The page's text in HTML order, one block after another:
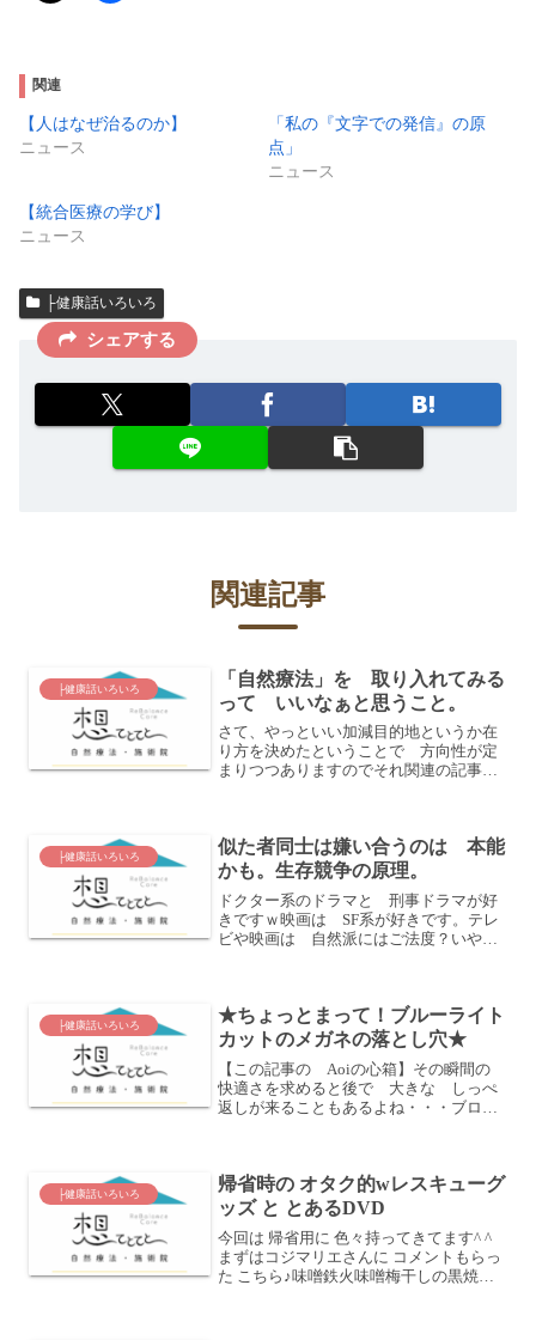
関連
【人はなぜ治るのか】
ニュース
「私の『文字での発信』の原
点」
ニュース
【統合医療の学び】
ニュース
├健康話いろいろ
シェアする
関連記事
├健康話いろいろ
「自然療法」を 取り入れてみる
って いいなぁと思うこと。
さて、やっといい加減目的地というか在
り方を決めたということで 方向性が定
まりつつありますのでそれ関連の記事を
自然療法 って線引きは難...
├健康話いろいろ
似た者同士は嫌い合うのは 本能
かも。生存競争の原理。
ドクター系のドラマと 刑事ドラマが好
きですｗ映画は SF系が好きです。テレ
ビや映画は 自然派にはご法度？いやい
て バランスとってるか...
├健康話いろいろ
★ちょっとまって！ブルーライト
カットのメガネの落とし穴★
【この記事の Aoiの心箱】その瞬間の
快適さを求めると後で 大きな しっぺ
返しが来ることもあるよね・・・ブログ
です☆【Happy...
├健康話いろいろ
帰省時の オタク的wレスキューグ
ッズ と とあるDVD
今回は 帰省用に 色々持ってきてます^ ^
まずはコジマリエさんに コメントもらっ
た こちら♪味噌鉄火味噌梅干しの黒焼き